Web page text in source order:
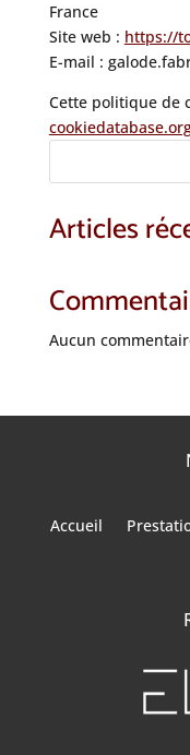
France
Site web : https://
E-mail :
Cette politique de
Articles
Aucun
Accueil